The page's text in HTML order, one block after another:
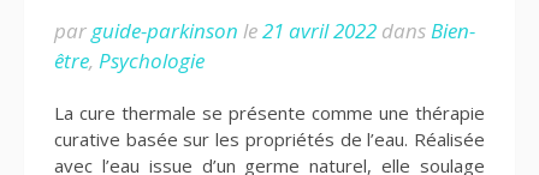
parguide-parkinson le21 avril 2022 dansBien-
être, Psychologie
La cure thermale se présente comme une thérapie
curative basée sur les propriétés de l’eau. Réalisée
avec l’eau issue d’un germe naturel, elle soulage